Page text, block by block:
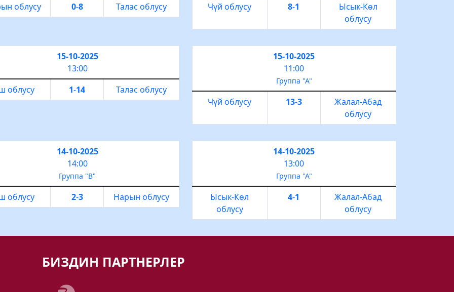
облусу 0-8 Талас облусу Чүй облусу 8-1
Ысык-Көл
облусу
15-10-2025
13:00
облусу
1-14 Талас облусу
15-10-2025
11:00
Группа "А"
Чүй облусу 13-3
Жалал-Абад
облусу
14-10-2025
14:00
Группа "В"
облусу 2-3 Нарын облусу
14-10-2025
13:00
Группа "А"
Ысык-Көл
облусу
4-1
Жалал-Абад
облусу
БИЗДИН ПАРТНЕРЛЕР